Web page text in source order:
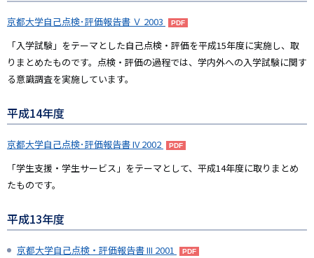
京都大学自己点検･評価報告書 Ｖ 2003
「入学試験」をテーマとした自己点検・評価を平成15年度に実施し、取
りまとめたものです。点検・評価の過程では、学内外への入学試験に関す
る意識調査を実施しています。
平成14年度
京都大学自己点検･評価報告書 IV 2002
「学生支援・学生サービス」をテーマとして、平成14年度に取りまとめ
たものです。
平成13年度
京都大学自己点検・評価報告書 III 2001